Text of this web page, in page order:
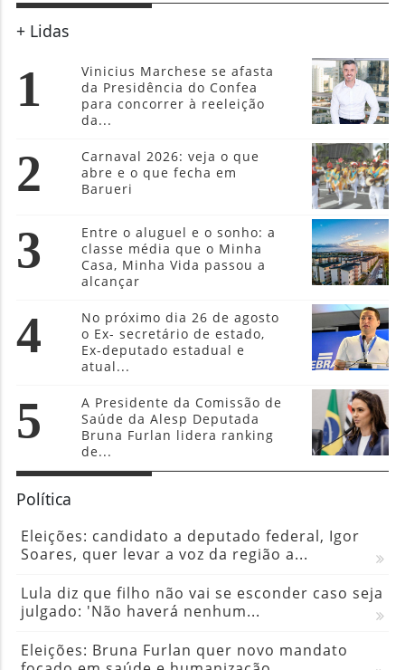
+ Lidas
1
Vinicius Marchese se afasta
da Presidência do Confea
para concorrer à reeleição
da...
2
Carnaval 2026: veja o que
abre e o que fecha em
Barueri
3
Entre o aluguel e o sonho: a
classe média que o Minha
Casa, Minha Vida passou a
alcançar
4
No próximo dia 26 de agosto
o Ex- secretário de estado,
Ex-deputado estadual e
atual...
5
A Presidente da Comissão de
Saúde da Alesp Deputada
Bruna Furlan lidera ranking
de...
Política
Eleições: candidato a deputado federal, Igor
Soares, quer levar a voz da região a...
Lula diz que filho não vai se esconder caso seja
julgado: 'Não haverá nenhum...
Eleições: Bruna Furlan quer novo mandato